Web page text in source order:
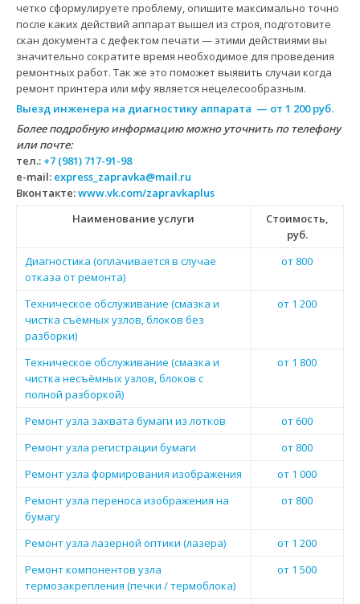
четко сформулируете проблему, опишите максимально точно
после каких действий аппарат вышел из строя, подготовите
скан документа с дефектом печати — этими действиями вы
значительно сократите время необходимое для проведения
ремонтных работ. Так же это поможет выявить случаи когда
ремонт принтера или мфу является нецелесообразным.
Выезд инженера на диагностику аппарата — от 1 200 руб.
Более подробную информацию можно уточнить по телефону
или почте:
тел.: +7 (981) 717-91-98
e-mail: express_zapravka@mail.ru
Вконтакте:www.vk.com/zapravkaplus
Наименование услуги
Стоимость,
руб.
Диагностика (оплачивается в случае
отказа от ремонта)
от 800
Техническое обслуживание (смазка и
чистка съёмных узлов, блоков без
разборки)
от 1 200
Техническое обслуживание (смазка и
чистка несъёмных узлов, блоков с
полной разборкой)
от 1 800
Ремонт узла захвата бумаги из лотков
от 600
Ремонт узла регистрации бумаги
от 800
Ремонт узла формирования изображения
от 1 000
Ремонт узла переноса изображения на
бумагу
от 800
Ремонт узла лазерной оптики (лазера)
от 1 200
Ремонт компонентов узла
термозакрепления (печки / термоблока)
от 1 500